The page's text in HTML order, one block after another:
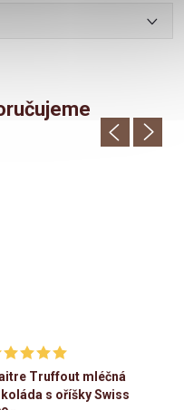
Truffout mléčná
s oříšky Swiss